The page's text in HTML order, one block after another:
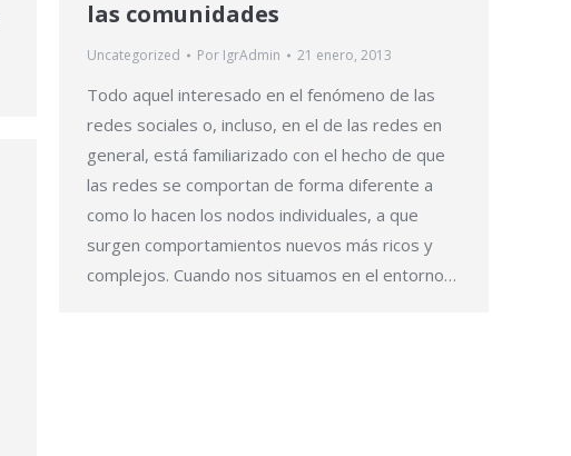
las comunidades
Uncategorized Por IgrAdmin 21 enero, 2013
Todo aquel interesado en el fenómeno de las
redes sociales o, incluso, en el de las redes en
general, está familiarizado con el hecho de que
las redes se comportan de forma diferente a
como lo hacen los nodos individuales, a que
surgen comportamientos nuevos más ricos y
complejos. Cuando nos situamos en el entorno…